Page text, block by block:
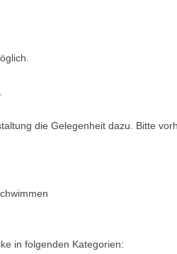
die Gelegenheit dazu. Bitte
in folgenden Kategorien: